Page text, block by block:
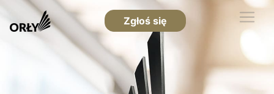
Zgłoś się